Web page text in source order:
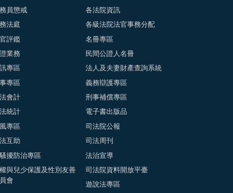
員懲戒
法庭
評鑑
業務
專區
專區
會計
統計
專區
互助
擾防治專區
與兒少保護及性別友善
會
各法院資訊
各級法院法官事務分配
名冊專區
民間公證人名冊
法人及夫妻財產查詢系統
義務辯護專區
刑事補償專區
電子書出版品
司法院公報
司法周刊
法治宣導
司法院資料開放平臺
遊說法專區